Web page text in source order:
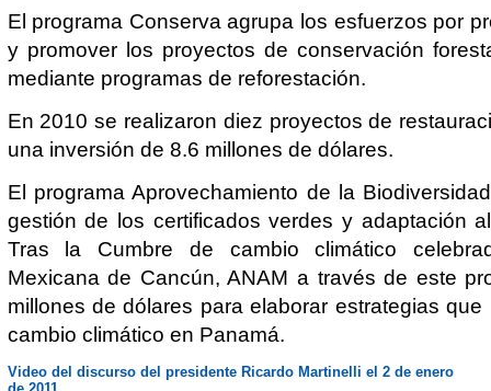
El programa Conserva agrupa los esfuerzos por
y promover los proyectos de conservación
mediante programas de reforestación.
En 2010 se realizaron diez proyectos de
una inversión de 8.6 millones de dólares.
El programa Aprovechamiento de la
gestión de los certificados verdes y adaptación
Tras la Cumbre de cambio climático
Mexicana de Cancún, ANAM a través de este
millones de dólares para elaborar estrategias que
cambio climático en Panamá.
Video del discurso del presidente Ricardo Martinelli el 2 de enero